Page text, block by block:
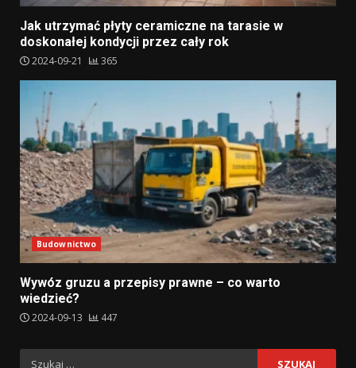
Jak utrzymać płyty ceramiczne na tarasie w
doskonałej kondycji przez cały rok
2024-09-21 365
Budownictwo
Wywóz gruzu a przepisy prawne – co warto
wiedzieć?
2024-09-13 447
Szukaj: